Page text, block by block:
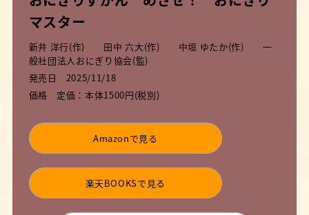
マスター
新井 洋行(作) 田中 六大(作) 中垣 ゆたか(作) 一
般社団法人おにぎり協会(監)
発売日
2025/11/18
価格
定価：本体1500円(税別)
Amazonで見る
楽天BOOKSで見る